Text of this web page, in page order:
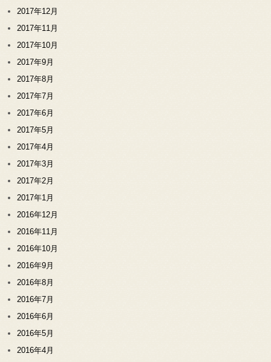
2017年12月
2017年11月
2017年10月
2017年9月
2017年8月
2017年7月
2017年6月
2017年5月
2017年4月
2017年3月
2017年2月
2017年1月
2016年12月
2016年11月
2016年10月
2016年9月
2016年8月
2016年7月
2016年6月
2016年5月
2016年4月